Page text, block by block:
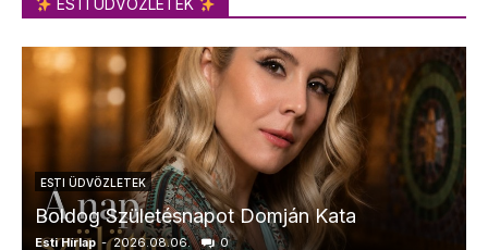
ESTI ÜDVÖZLETEK
ESTI ÜDVÖZLETEK
Boldog Születésnapot Domján Kata
Esti Hírlap - 2026.08.06. 0